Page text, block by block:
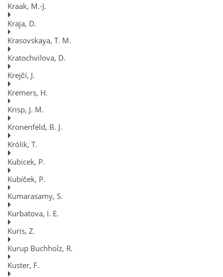
Kraak, M.-J.
Kraja, D.
Krasovskaya, T. M.
Kratochvilova, D.
Krejčí, J.
Kremers, H.
Krisp, J. M.
Kronenfeld, B. J.
Królik, T.
Kubicek, P.
Kubíček, P.
Kumarasamy, S.
Kurbatova, I. E.
Kuris, Z.
Kurup Buchholz, R.
Kuster, F.